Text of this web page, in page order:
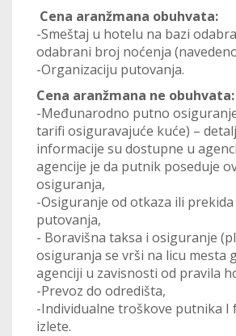
Cena aranžmana obuhvata:
-Smeštaj u hotelu na bazi
odabrani broj noćenja
-Organizaciju putovanja.
Cena aranžmana ne obuhvata:
-Međunarodno putno
tarifi osiguravajuće kuće) –
informacije su dostupne u
agencije je da putnik poseduje
osiguranja,
-Osiguranje od otkaza ili
putovanja,
- Boravišna taksa i osiguranje
osiguranja se vrši na licu mesta
agenciji u zavisnosti od pravila
-Prevoz do odredišta,
-Individualne troškove putnika I
izlete.